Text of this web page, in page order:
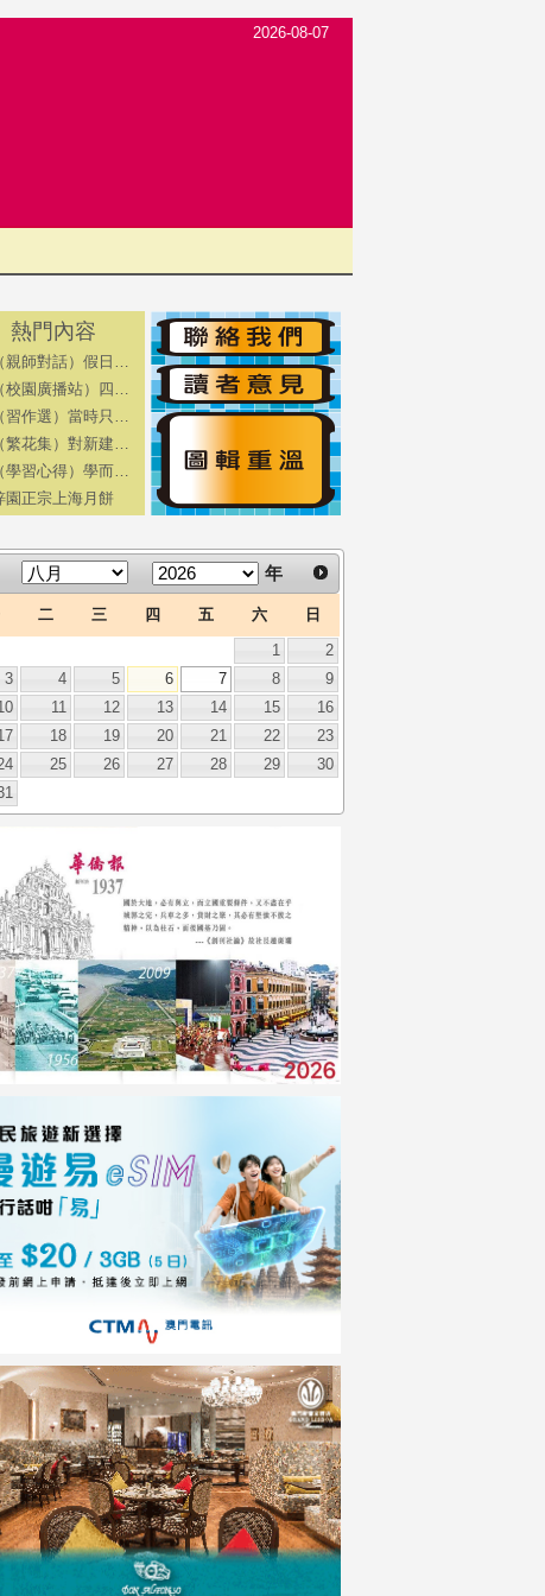
2026-08-07
熱門內容
（親師對話）假日…
（校園廣播站）四…
（習作選）當時只…
（繁花集）對新建…
（學習心得）學而…
園正宗上海月餅
年
二 三 四 五 六 日
1
2
3
4 5 6 7 8
9
11 12 13 14 15
16
18 19 20 21 22
23
25 26 27 28 29
30